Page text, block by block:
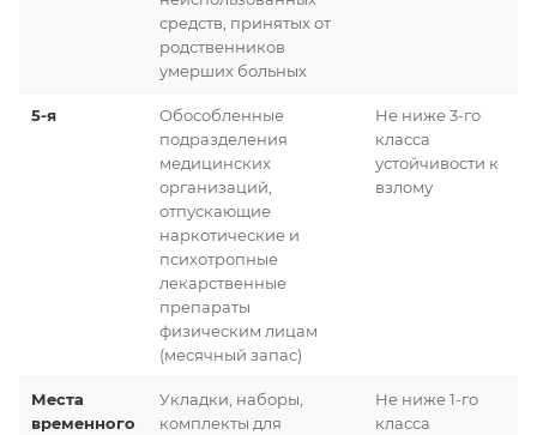
средств, принятых от
родственников
умерших больных
5-я
Обособленные
подразделения
медицинских
организаций,
отпускающие
наркотические и
психотропные
лекарственные
препараты
физическим лицам
(месячный запас)
Не ниже 3-го
класса
устойчивости к
взлому
Места
временного
Укладки, наборы,
комплекты для
Не ниже 1-го
класса